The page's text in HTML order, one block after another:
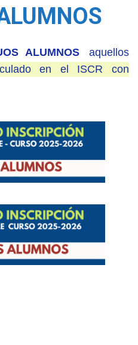
ALUMNOS
aquellos
en el ISCR con